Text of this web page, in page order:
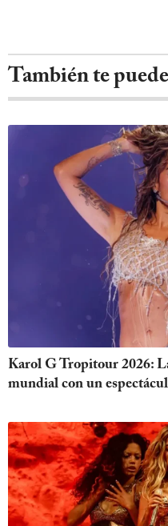
También te
Karol G Tropitour 2026:
mundial con un